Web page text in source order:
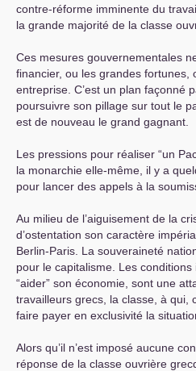
contre-réforme imminente du
la grande majorité de la classe
Ces mesures gouvernementales
financier, ou les grandes fortunes,
entreprise. C’est un plan façonné
poursuivre son pillage sur tout le
est de nouveau le grand gagnant.
Les pressions pour réaliser “un
la monarchie elle-même, il y a
pour lancer des appels à la
Au milieu de l’aiguisement de la
d’ostentation son caractère
Berlin-Paris. La souveraineté
pour le capitalisme. Les
“aider” son économie, sont une
travailleurs grecs, la classe, à qui,
faire payer en exclusivité la
Alors qu’il n’est imposé aucune
réponse de la classe ouvrière